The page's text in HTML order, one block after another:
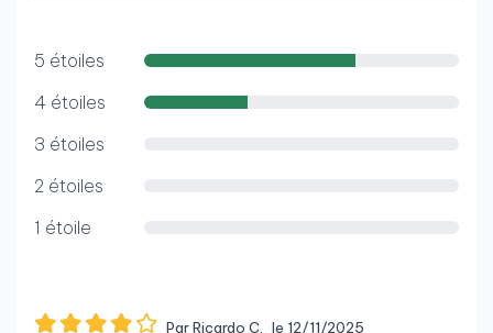
5 étoiles
4 étoiles
3 étoiles
2 étoiles
1 étoile
Par Ricardo C.
le 12/11/2025